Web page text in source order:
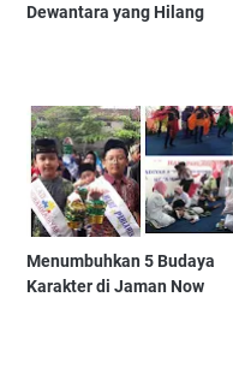
Dewantara yang Hilang
Menumbuhkan 5 Budaya
Karakter di Jaman Now